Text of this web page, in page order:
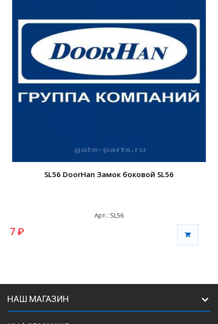
SL56 DoorHan Замок боковой SL56
Арт.: SL56
7 ₽
НАШ МАГАЗИН